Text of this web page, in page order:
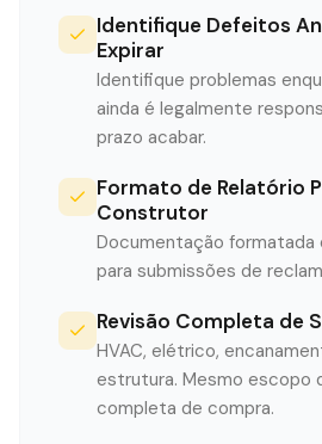
Identifique Defeitos
Expirar
Identifique problemas
ainda é legalmente
prazo acabar.
Formato de Relatório
Construtor
Documentação
para submissões de
Revisão Completa de
HVAC, elétrico,
estrutura. Mesmo escopo
completa de compra.